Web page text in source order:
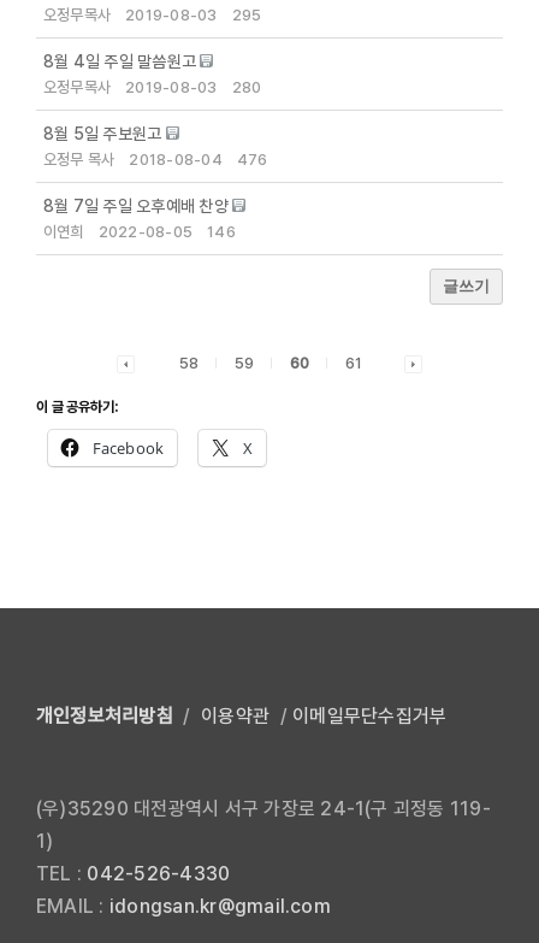
오정무목사 2019-08-03 295
8월 4일 주일 말씀원고
오정무목사 2019-08-03 280
8월 5일 주보원고
오정무 목사 2018-08-04 476
8월 7일 주일 오후예배 찬양
이연희 2022-08-05 146
글쓰기
58 59 60 61
이 글 공유하기:
Facebook X
개인정보처리방침 / 이용약관 / 이메일무단수집거부
(우)35290 대전광역시 서구 가장로 24-1(구 괴정동 119-
1)
TEL : 042-526-4330
EMAIL : idongsan.kr@gmail.com